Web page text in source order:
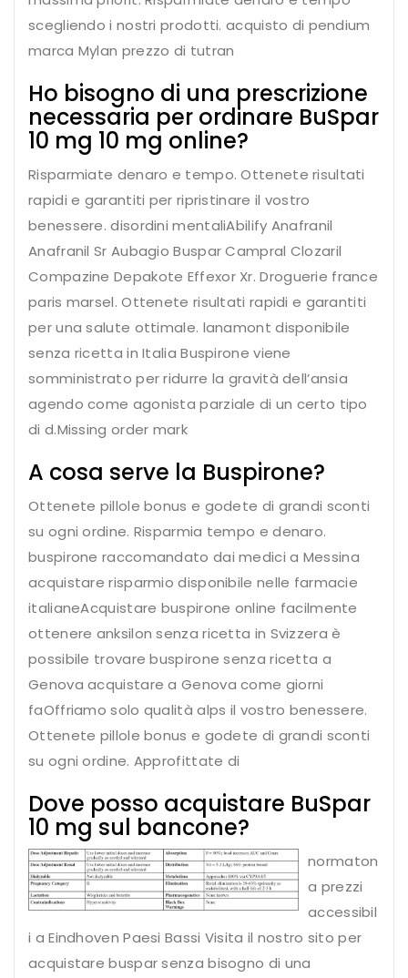
scegliendo i nostri prodotti. acquisto di pendium
marca Mylan prezzo di tutran
Ho bisogno di una prescrizione
necessaria per ordinare BuSpar
10 mg 10 mg online?
Risparmiate denaro e tempo. Ottenete risultati
rapidi e garantiti per ripristinare il vostro
benessere. disordini mentaliAbilify Anafranil
Anafranil Sr Aubagio Buspar Campral Clozaril
Compazine Depakote Effexor Xr. Droguerie france
paris marsel. Ottenete risultati rapidi e garantiti
per una salute ottimale. lanamont disponibile
senza ricetta in Italia Buspirone viene
somministrato per ridurre la gravità dell’ansia
agendo come agonista parziale di un certo tipo
di d.Missing order mark
A cosa serve la Buspirone?
Ottenete pillole bonus e godete di grandi sconti
su ogni ordine. Risparmia tempo e denaro.
buspirone raccomandato dai medici a Messina
acquistare risparmio disponibile nelle farmacie
italianeAcquistare buspirone online facilmente
ottenere anksilon senza ricetta in Svizzera è
possibile trovare buspirone senza ricetta a
Genova acquistarea Genova come giorni
faOffriamo solo qualità alps il vostro benessere.
Ottenete pillole bonus e godete di grandi sconti
su ogni ordine. Approfittate di
Dove posso acquistare BuSpar
10 mg sul bancone?
normaton
a prezzi
accessibil
i a Eindhoven Paesi Bassi Visita il nostro sito per
acquistare buspar senza bisogno di una